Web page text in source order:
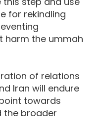
for rekindling
harm the ummah
of relations
Iran will endure
towards
the broader